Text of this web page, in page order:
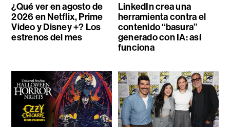
¿Qué ver en agosto de
2026 en Netflix, Prime
Video y Disney +? Los
estrenos del mes
LinkedIn crea una
herramienta contra el
contenido “basura”
generado con IA: así
funciona